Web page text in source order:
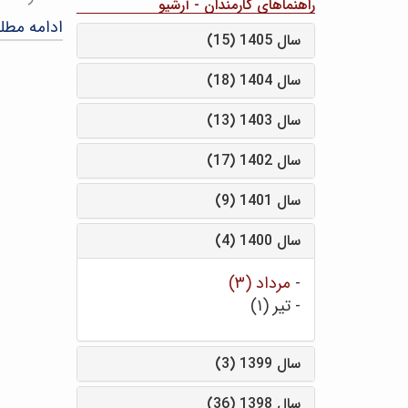
ادامه
راهنماهای کارمندان - آرشیو
سال 1405 (15)
سال 1404 (18)
سال 1403 (13)
سال 1402 (17)
سال 1401 (9)
سال 1400 (4)
- مرداد (۳)
- تیر (۱)
سال 1399 (3)